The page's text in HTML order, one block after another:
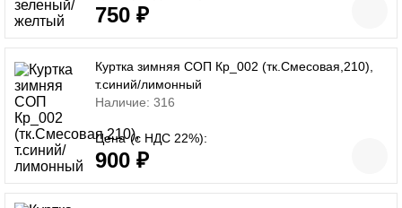
750 ₽
Куртка зимняя СОП Кр_002 (тк.Смесовая,210),
т.синий/лимонный
Наличие: 316
Цена (с НДС 22%):
900 ₽